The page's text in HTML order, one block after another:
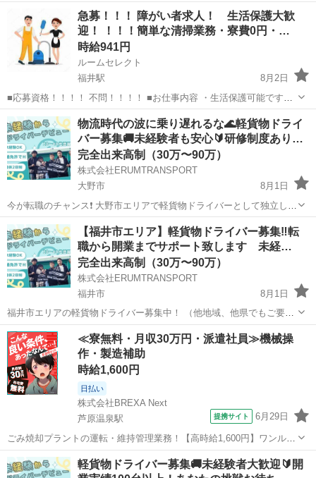
急募！！！ 障がい者求人！ 生活保護大歓
迎！ ！！！簡単な清掃業務・寮費0円・…
時給941円
ルームセレクト
福井駅
8月2日
■応募資格！！！！ 不問！！！！ ■お仕事内容 ・生活保護可能です！
給料とは別に携帯代などの通信費上限 20000円 交通費上限 20000
円まで支給可能。 当事業所は福岡市より指定を受けている障害福...
福井市 福井駅 清掃 生活保護
物流時代の波に乗り遅れるな🌊軽貨物ドライ
バー募集🚚未経験者も安心🔰研修制度あり…
完全出来高制（30万〜90万）
株式会社ERUMTRANSPORT
大野市
8月1日
今が転職のチャンス❗️ 大野市エリアで軽貨物ドライバーとして独立しま
せんか？ （他地域、他県でもご要望に合わせてご提案させて頂きま
す） 大手運送会社との提携により安定的な売上が見込めます お友達と
一緒に開業もOK! 仕事内...
大野市 物流 貨物
【福井市エリア】軽貨物ドライバー募集‼️転
職から開業までサポート致します 未経…
完全出来高制（30万〜90万）
株式会社ERUMTRANSPORT
福井市
8月1日
福井市エリアの軽貨物ドライバー募集中！ （他地域、他県でもご要望
に合わせてご提案させて頂きます） 大手運送会社との提携により安定
的な売上が見込めます お友達と一緒に開業もOK! 仕事内容 企業、個人
への配送 勤務時間 8...
福井 福井市 配送 貨物
≪寮無料・月収30万円・派遣社員≫機械操
作・製造補助
時給1,600円
日払い
株式会社BREXA Next
芦原温泉駅
提携サイト 6月29日
ごみ焼却プラントの運転・維持管理業務！【高時給1,600円】ワンルー
ム寮完備★マイカー通勤OK＆工場敷地内に無料駐車場あり◎日払いあ
り！自社正社員登用あり！《福井県あわら市》 人気の工場のお仕事 ◇
あわら市 芦原温泉駅 その他
軽貨物ドライバー募集🚚未経験者大歓迎🔰開